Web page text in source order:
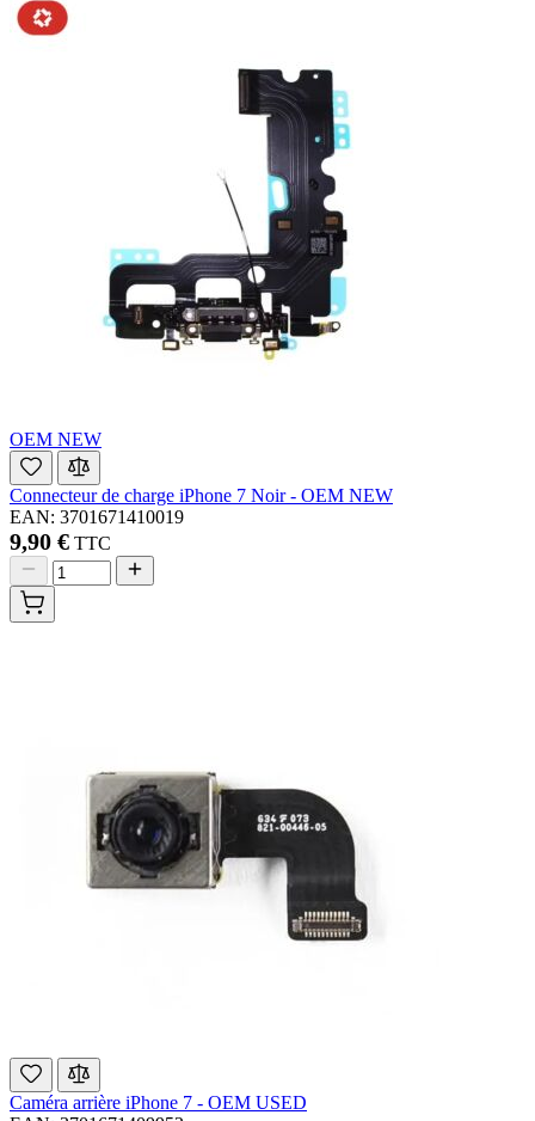
OEM NEW
Connecteur de charge iPhone 7 Noir - OEM NEW
EAN: 3701671410019
9,90 € TTC
Caméra arrière iPhone 7 - OEM USED